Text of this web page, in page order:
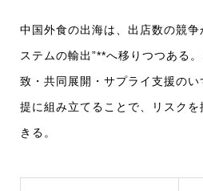
中国外食の出海は、出店数の競
ステムの輸出”**へ移りつつある
致・共同展開・サプライ支援の
提に組み立てることで、リスク
きる。